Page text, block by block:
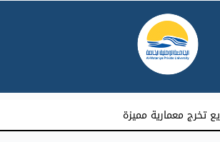
تخرج معمارية مميزة